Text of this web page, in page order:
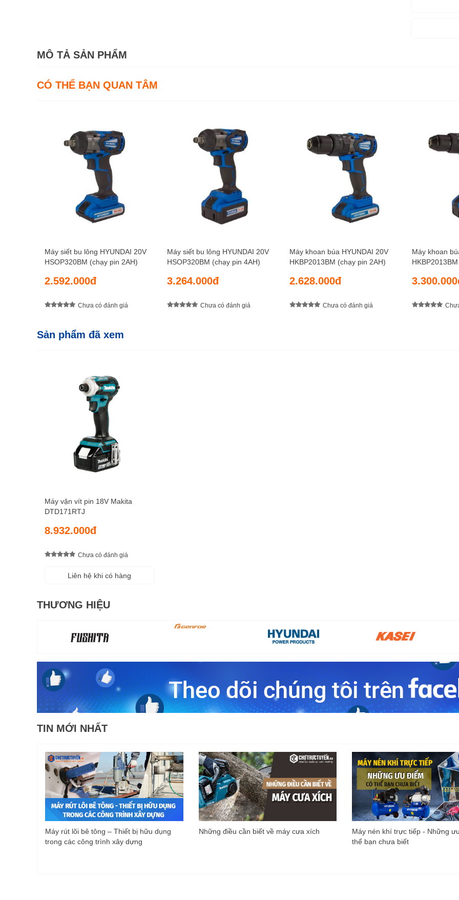
Trọng
Trọng
MÔ TẢ SẢN PHẨM
CÓ THỂ BẠN QUAN TÂM
Máy siết bu lông HYUNDAI 20V
HSOP320BM (chạy pin 2AH)
2.592.000đ
Chưa có đánh giá
Máy siết bu lông HYUNDAI 20V
HSOP320BM (chạy pin 4AH)
3.264.000đ
Chưa có đánh giá
Máy khoan búa HYUNDAI 20V
HKBP2013BM (chạy pin 2AH)
2.628.000đ
Chưa có đánh giá
Máy khoan
Sản phẩm đã xem
Máy vặn vít pin 18V Makita
DTD171RTJ
8.932.000đ
Chưa có đánh giá
Liên hệ khi có hàng
THƯƠNG HIỆU
TIN MỚI NHẤT
Máy rút lõi bê tông – Thiết bị hữu dụng
trong các công trình xây dựng
Những điều cần biết về máy cưa xích
Máy nén khí trực tiếp - Những
thể bạn chưa biết